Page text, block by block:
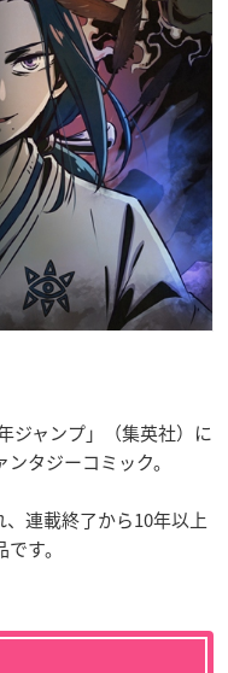
ジャンプ」（集英社）に
タジーコミック。
連載終了から10年以上
す。